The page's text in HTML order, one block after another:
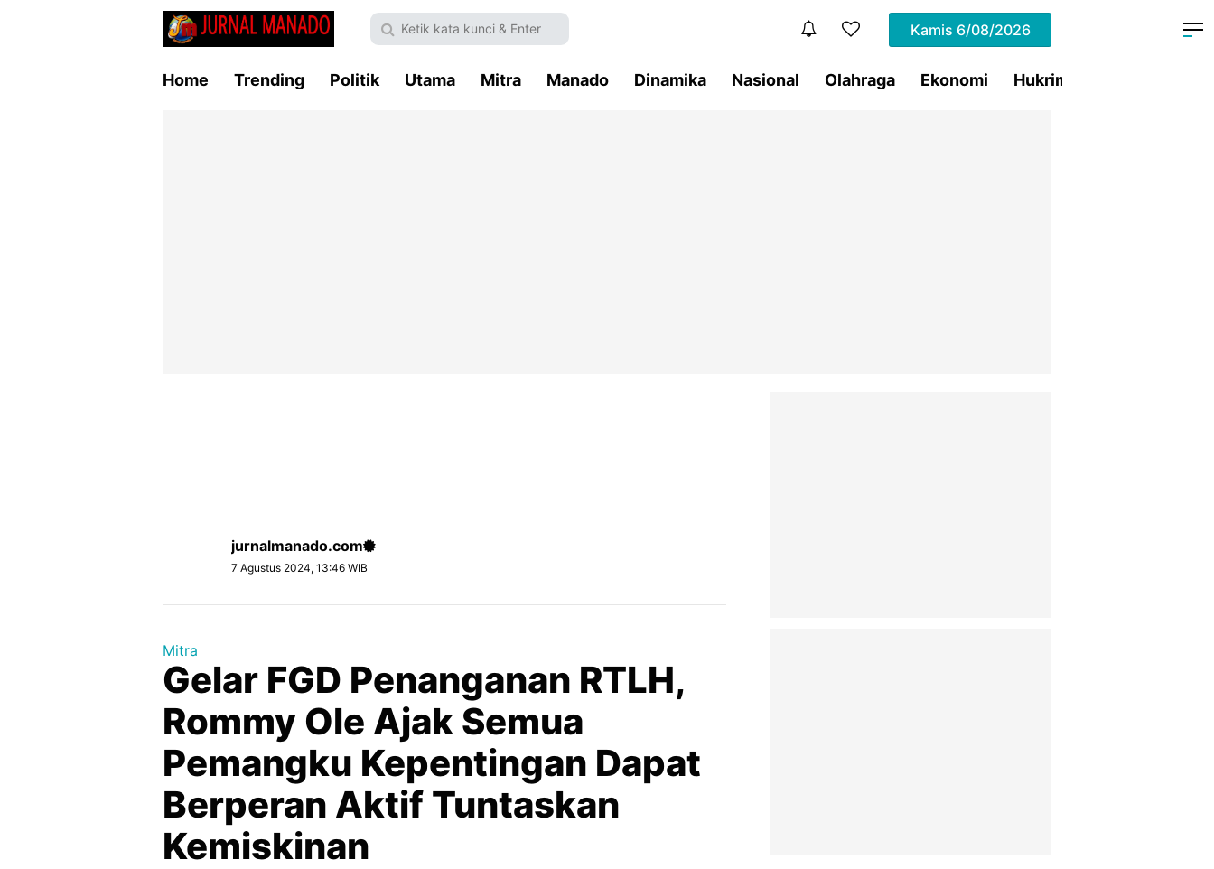
Kamis 6/08/2026
Home Trending Politik Utama Mitra Manado Dinamika Nasional Olahraga Ekonomi Hukrim
jurnalmanado.com
7 Agustus 2024, 13:46 WIB
Mitra
Gelar FGD Penanganan RTLH,
Rommy Ole Ajak Semua
Pemangku Kepentingan Dapat
Berperan Aktif Tuntaskan
Kemiskinan